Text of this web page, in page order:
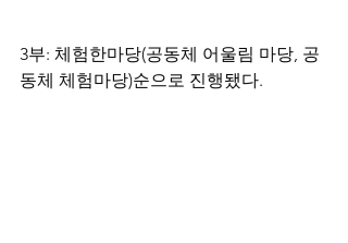
3부: 체험한마당(공동체 어울림 마당, 공
동체 체험마당)순으로 진행됐다.